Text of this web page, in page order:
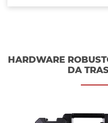
HARDWARE
DA